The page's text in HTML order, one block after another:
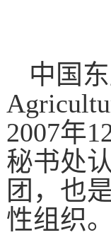
中国
2007年
秘书处
团，也
性组织